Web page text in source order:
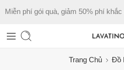
Miễn phí gói quà, giảm 50% phí
Trang Chủ Đồ